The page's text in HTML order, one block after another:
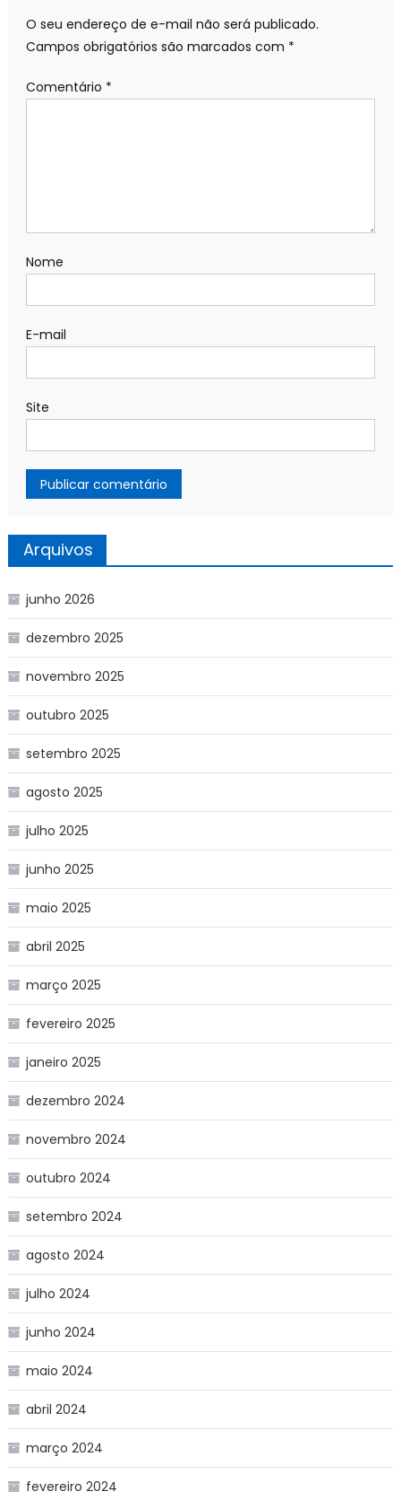
O seu endereço de e-mail não será publicado.
Campos obrigatórios são marcados com *
Comentário *
Nome
E-mail
Site
Arquivos
junho 2026
dezembro 2025
novembro 2025
outubro 2025
setembro 2025
agosto 2025
julho 2025
junho 2025
maio 2025
abril 2025
março 2025
fevereiro 2025
janeiro 2025
dezembro 2024
novembro 2024
outubro 2024
setembro 2024
agosto 2024
julho 2024
junho 2024
maio 2024
abril 2024
março 2024
fevereiro 2024